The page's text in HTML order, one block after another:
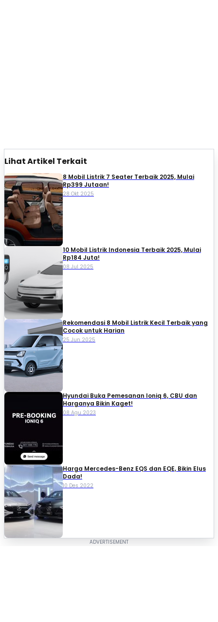
Lihat Artikel Terkait
8 Mobil Listrik 7 Seater Terbaik 2025, Mulai
Rp399 Jutaan!
28 Okt 2025
10 Mobil Listrik Indonesia Terbaik 2025, Mulai
Rp184 Juta!
08 Jul 2025
Rekomendasi 8 Mobil Listrik Kecil Terbaik yang
Cocok untuk Harian
25 Jun 2025
Hyundai Buka Pemesanan Ioniq 6, CBU dan
Harganya Bikin Kaget!
08 Agu 2023
Harga Mercedes-Benz EQS dan EQE, Bikin Elus
Dada!
10 Des 2022